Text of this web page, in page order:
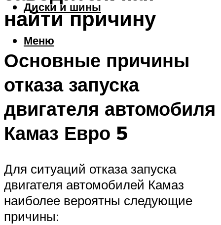
Диски и шины
Меню
найти причину
Основные причины
отказа запуска
двигателя автомобиля
Камаз Евро 5
Для ситуаций отказа запуска
двигателя автомобилей Камаз
наиболее вероятны следующие
причины: